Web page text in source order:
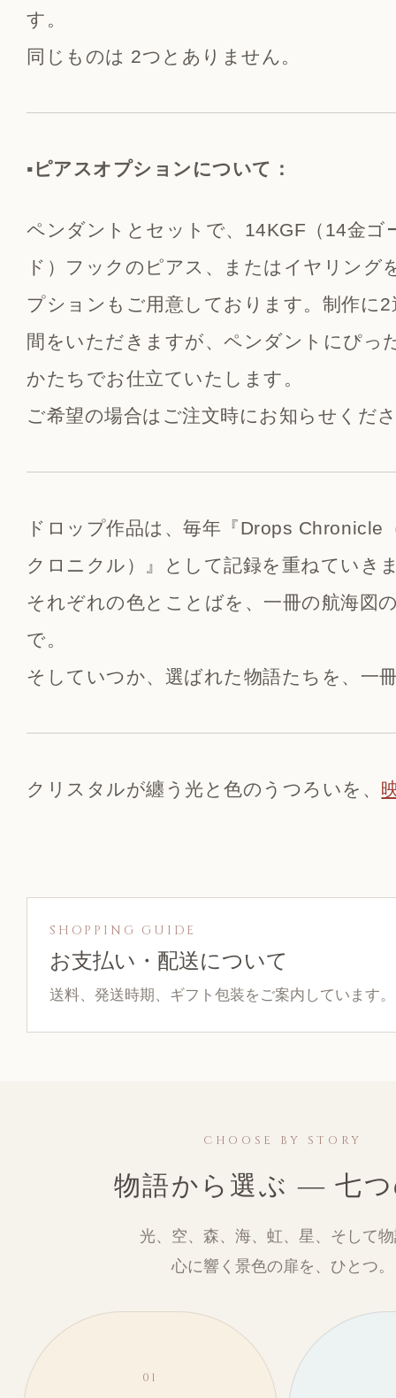
す。
同じものは 2つとありません。
▪️ピアスオプションについて：
ペンダントとセットで、14KGF（14金ゴ
ド）フックのピアス、またはイヤリング
プションもご用意しております。制作に
間をいただきますが、ペンダントにぴっ
かたちでお仕立ていたします。
ご希望の場合はご注文時にお知らせくだ
ドロップ作品は、毎年『Drops Chronicle
クロニクル）』として記録を重ねていき
それぞれの色とことばを、一冊の航海図
で。
そしていつか、選ばれた物語たちを、一
クリスタルが纏う光と色のうつろいを、
SHOPPING GUIDE
お支払い・配送について
送料、発送時期、ギフト包装をご案内しています。
CHOOSE BY STORY
物語から選ぶ ― 七
光、空、森、海、虹、星、そして
心に響く景色の扉を、ひとつ。
01